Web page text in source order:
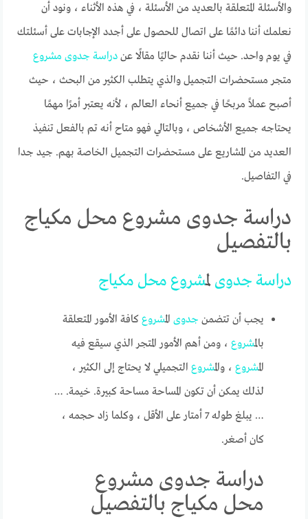
والأسئلة المتعلقة بالعديد من الأسئلة ، في هذه الأثناء ، ونود أن
نعلمك أننا دائمًا على اتصال للحصول على أجدد الإجابات على أسئلتك
في يوم واحد. حيث أننا نقدم حاليًا مقالًا عندراسة جدوى مشروع
متجر مستحضرات التجميل والذي يتطلب الكثير من البحث ، حيث
أصبح عملاً مربحًا في جميع أنحاء العالم ، لأنه يعتبر أمرًا مهمًا
يحتاجه جميع الأشخاص ، وبالتالي فهو متاح أنه تم بالفعل تنفيذ
العديد من المشاريع على مستحضرات التجميل الخاصة بهم. جيد جدا
في التفاصيل.
دراسة جدوى مشروع محل مكياج
بالتفصيل
دراسة جدوىلمشروع محل مكياج
يجب أن تتضمن جدوى المشروع كافة الأمور المتعلقة
بالمشروع ، ومن أهم الأمور المتجر الذي سيقع فيه
المشروع ، والمشروع التجميلي لا يحتاج إلى الكثير ،
لذلك يمكن أن تكون المساحة مساحة كبيرة. خيمة. …
… يبلغ طوله 7 أمتار على الأقل ، وكلما زاد حجمه ،
كان أصغر.
دراسة جدوى مشروع
محل مكياج بالتفصيل